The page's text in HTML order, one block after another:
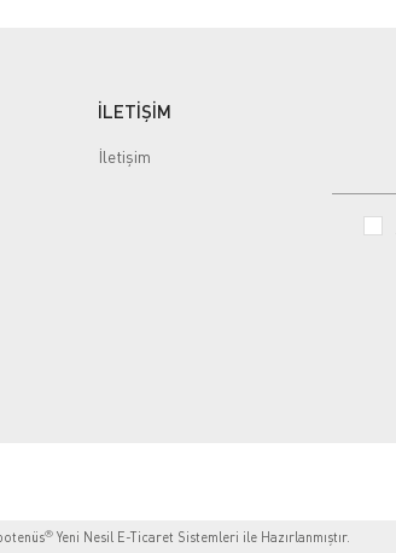
İLETİŞİM
İletişim
® Yeni Nesil E-Ticaret Sistemleri ile Hazırlanmıştır.